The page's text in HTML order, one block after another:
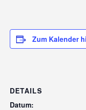
Zum Kalender
DETAILS
Datum: